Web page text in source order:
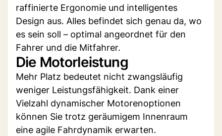
raffinierte Ergonomie und intelligentes
Design aus. Alles befindet sich genau da, wo
es sein soll – optimal angeordnet für den
Fahrer und die Mitfahrer.
Die Motorleistung
Mehr Platz bedeutet nicht zwangsläufig
weniger Leistungsfähigkeit. Dank einer
Vielzahl dynamischer Motorenoptionen
können Sie trotz geräumigem Innenraum
eine agile Fahrdynamik erwarten.